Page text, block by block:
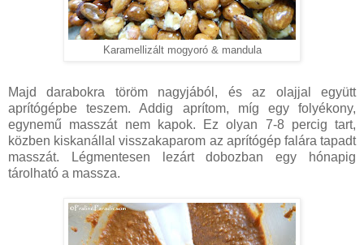
Karamellizált mogyoró & mandula
Majd darabokra töröm nagyjából, és az olajjal együtt
aprítógépbe teszem. Addig aprítom, míg egy folyékony,
egynemű masszát nem kapok. Ez olyan 7-8 percig tart,
közben kiskanállal visszakaparom az aprítógép falára tapadt
masszát. Légmentesen lezárt dobozban egy hónapig
tárolható a massza.